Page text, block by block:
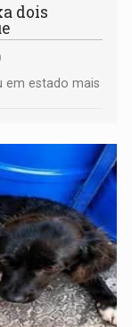
dois
em estado mais